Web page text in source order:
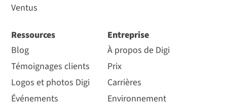
Ventus
Ressources
Blog
Témoignages clients
Logos et photos Digi
Événements
Entreprise
À propos de Digi
Prix
Carrières
Environnement